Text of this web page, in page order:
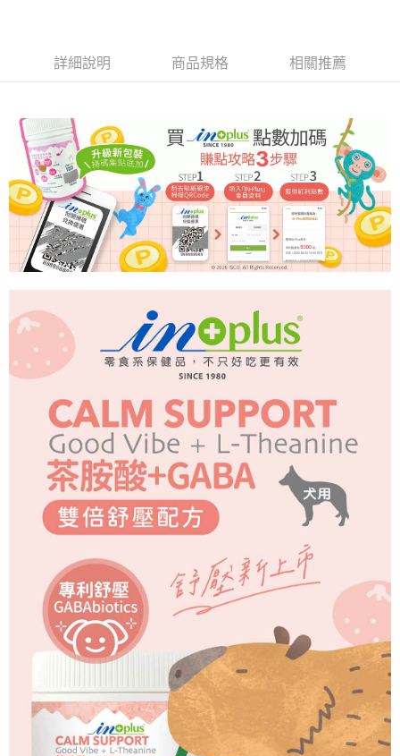
2.付款方式選擇「大哥付你分期」，訂單成立後會自動跳轉到大哥付的交易
4.訂單成立30分鐘內，如未前往確認交易或遇審核未通過，訂單將自動取
消。如遇「轉專審核」未通過狀況，表示未達大哥付你分期系統評分，恕無
法說明評估內容。
【繳款方式說明】
1.分期款項不併入電信帳單，「大哥付你分期」於每月結算日後寄送繳費提
醒簡訊。
2.透過簡訊連結打開帳單後，可選擇「超商條碼／台灣大直營門市／銀行轉
帳／街口支付／iPASS MONEY」等通路繳費。
【注意事項】
1.本服務係由「台灣大哥大股份有限公司」（以下簡稱本公司）所提供，讓
用戶於交易時，得透過本服務購買商品或服務，並由商店將買賣／分期付款
買賣價金債權讓與本公司後，依約使用本公司帳單繳交帳款。
2.基於同意付款使用「大哥付你分期」之契約關係目的，商店將以您的個人
資料（包含姓名、電話或地址）提供予台灣大哥大進項蒐集、處理及利用，
由本公司與您本人進行分期帳單所需資料之確認、核對及更正。
相關說明
便利好安心！
１．簡單：不需註冊會員、不需綁卡、不需儲值。
２．便利：只要手機號碼，簡訊認證，即可結帳。
３．安心：先確認商品／服務後，再付款。
【「AFTEE先享後付」結帳流程】
１．於結帳方式選擇「AFTEE先享後付」後，將跳轉至「AFTEE先享後付」
結帳頁面，進行簡訊認證並確認金額後，即可完成結帳。
２．訂單成立數日內，您將收到繳費通知簡訊。
３．收到繳費通知簡訊後14天內，點擊此簡訊中的連結，可透過四大超商／
購買商品的店家。未經商家同意取消之訂單仍視為有效，需透過AFTEE先享
後付繳納相關費用。
※ 交易是否成功請以「AFTEE先享後付 」之結帳頁面顯示為準，若有關於
是否繳費成功／繳費後需取消欲退款等相關疑問，請聯繫「AFTEE先享後付
客戶支援中心」
https://netprotections.freshdesk.com/support/home
【注意事項】
１．透過由恩沛科技股份有限公司提供之「AFTEE先享後付」服務完成之交
易，需依本服務之必要範圍內提供個人資料，並將交易相關給付款項請求債
權轉讓予恩沛科技股份有限公司。
２．關於個人資料處理事宜，請瀏覽以下網址：
https://aftee.tw/terms/#terms3
３．未成年的使用者請事先徵得法定代理人或監護人之同意方可使用
「AFTEE先享後付」，若未經同意申辦者引起之損失，本公司不負相關責
４．使用「AFTEE先享後付」時，將依據個別帳號之用戶狀況，依本公司即
時審查核予不同之上限額度；若仍有額度不足之情形，本公司將視審查結果
請求用戶進行身份認證。
５．嚴禁一人註冊多個帳號或使用他人資訊註冊。若發現惡意使用之情形，
恩沛科技股份有限公司將有權停止該用戶之使用額度並採取法律行動。
貨到付款
運送方式
全家取貨付款
每筆NT$65，滿NT$1,000(含以上)免運費
付款後全家取貨
每筆NT$65，滿NT$1,000(含以上)免運費
7-11取貨付款
每筆NT$65，滿NT$1,000(含以上)免運費
付款後7-11取貨
每筆NT$65，滿NT$1,000(含以上)免運費
每筆NT$95，滿NT$1,000(含以上)免運費
每筆NT$180
每筆NT$95，滿NT$1,000(含以上)免運費
詳細說明 商品規格 相關推薦